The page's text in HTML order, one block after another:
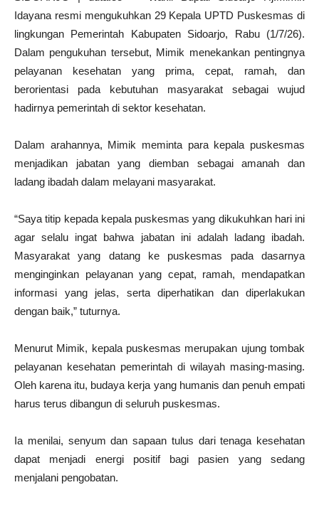
Idayana resmi mengukuhkan 29 Kepala UPTD Puskesmas di
lingkungan Pemerintah Kabupaten Sidoarjo, Rabu (1/7/26).
Dalam pengukuhan tersebut, Mimik menekankan pentingnya
pelayanan kesehatan yang prima, cepat, ramah, dan
berorientasi pada kebutuhan masyarakat sebagai wujud
hadirnya pemerintah di sektor kesehatan.
Dalam arahannya, Mimik meminta para kepala puskesmas
menjadikan jabatan yang diemban sebagai amanah dan
ladang ibadah dalam melayani masyarakat.
“Saya titip kepada kepala puskesmas yang dikukuhkan hari ini
agar selalu ingat bahwa jabatan ini adalah ladang ibadah.
Masyarakat yang datang ke puskesmas pada dasarnya
menginginkan pelayanan yang cepat, ramah, mendapatkan
informasi yang jelas, serta diperhatikan dan diperlakukan
dengan baik,” tuturnya.
Menurut Mimik, kepala puskesmas merupakan ujung tombak
pelayanan kesehatan pemerintah di wilayah masing-masing.
Oleh karena itu, budaya kerja yang humanis dan penuh empati
harus terus dibangun di seluruh puskesmas.
Ia menilai, senyum dan sapaan tulus dari tenaga kesehatan
dapat menjadi energi positif bagi pasien yang sedang
menjalani pengobatan.